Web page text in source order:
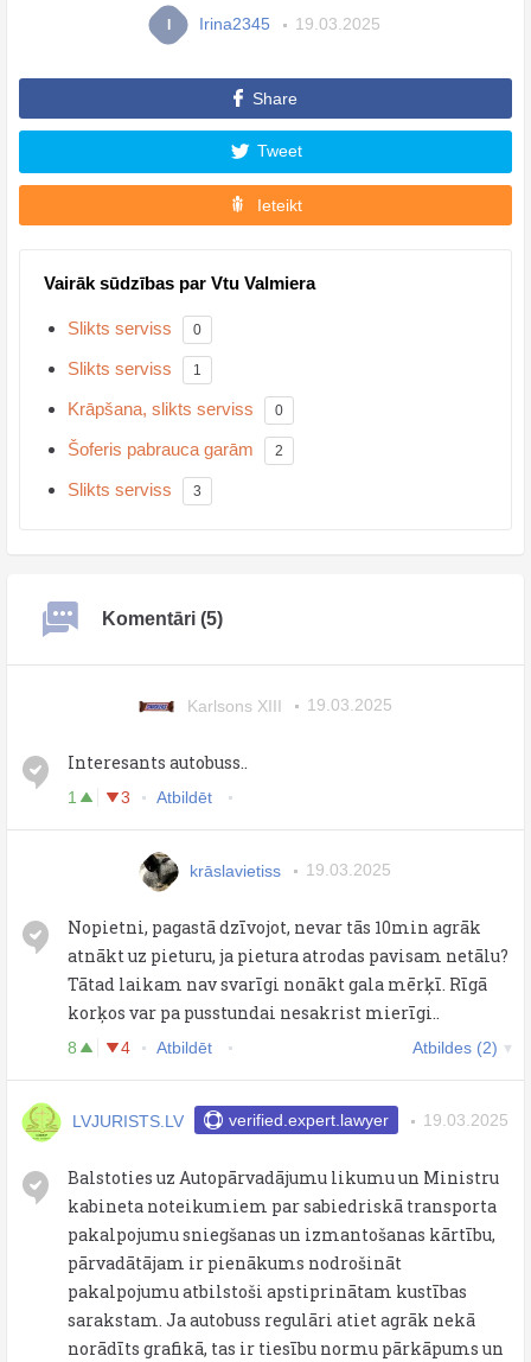
Irina2345 19.03.2025
Share
Tweet
Ieteikt
Vairāk sūdzības par Vtu Valmiera
Slikts serviss 0
Slikts serviss 1
Krāpšana, slikts serviss 0
Šoferis pabrauca garām 2
Slikts serviss 3
Komentāri (5)
Karlsons XIII 19.03.2025
Interesants autobuss..
1 3 Atbildēt
krāslavietiss 19.03.2025
Nopietni, pagastā dzīvojot, nevar tās 10min agrāk
atnākt uz pieturu, ja pietura atrodas pavisam netālu?
Tātad laikam nav svarīgi nonākt gala mērķī. Rīgā
korķos var pa pusstundai nesakrist mierīgi..
8 4 Atbildēt Atbildes (2)
LVJURISTS.LV verified.expert.lawyer 19.03.2025
Balstoties uz Autopārvadājumu likumu un Ministru
kabineta noteikumiem par sabiedriskā transporta
pakalpojumu sniegšanas un izmantošanas kārtību,
pārvadātājam ir pienākums nodrošināt
pakalpojumu atbilstoši apstiprinātam kustības
sarakstam. Ja autobuss regulāri atiet agrāk nekā
norādīts grafikā, tas ir tiesību normu pārkāpums un